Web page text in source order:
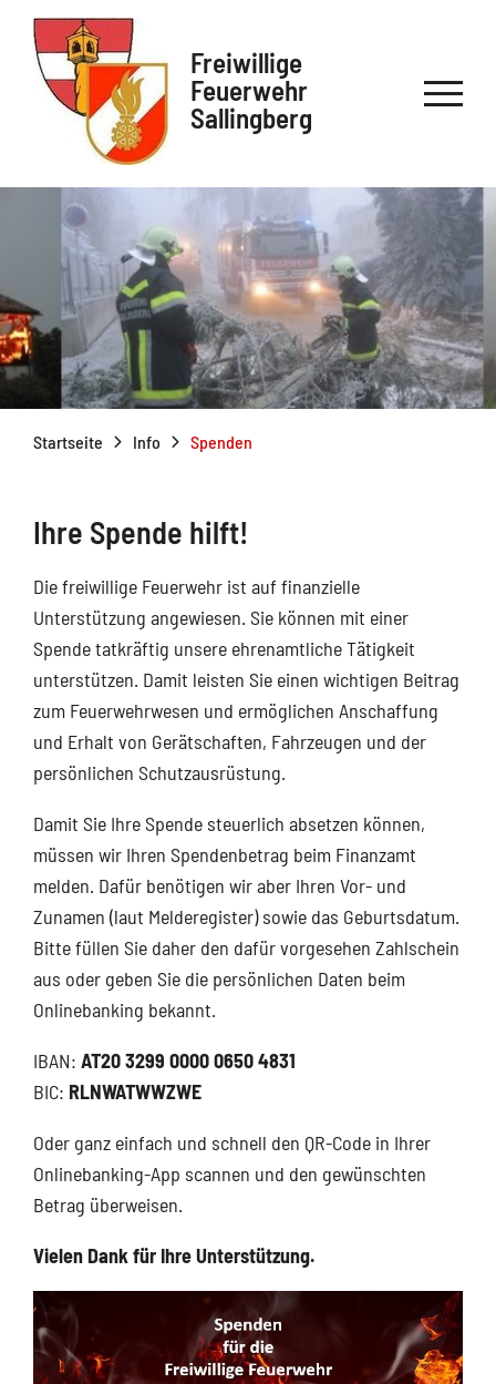
Freiwillige
Feuerwehr
Sallingberg
Startseite Info Spenden
Ihre Spende hilft!
Die freiwillige Feuerwehr ist auf finanzielle
Unterstützung angewiesen. Sie können mit einer
Spende tatkräftig unsere ehrenamtliche Tätigkeit
unterstützen. Damit leisten Sie einen wichtigen Beitrag
zum Feuerwehrwesen und ermöglichen Anschaffung
und Erhalt von Gerätschaften, Fahrzeugen und der
persönlichen Schutzausrüstung.
Damit Sie Ihre Spende steuerlich absetzen können,
müssen wir Ihren Spendenbetrag beim Finanzamt
melden. Dafür benötigen wir aber Ihren Vor- und
Zunamen (laut Melderegister) sowie das Geburtsdatum.
Bitte füllen Sie daher den dafür vorgesehen Zahlschein
aus oder geben Sie die persönlichen Daten beim
Onlinebanking bekannt.
IBAN: AT20 3299 0000 0650 4831
BIC: RLNWATWWZWE
Oder ganz einfach und schnell den QR-Code in Ihrer
Onlinebanking-App scannen und den gewünschten
Betrag überweisen.
Vielen Dank für Ihre Unterstützung.